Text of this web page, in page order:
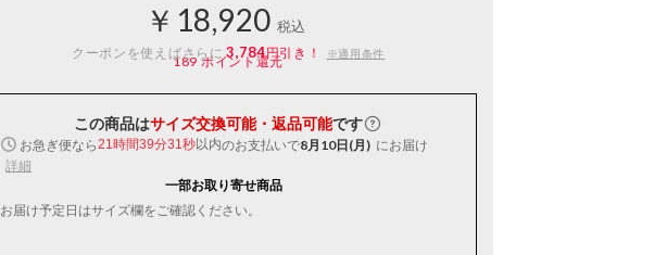
￥18,920 税込
クーポンを使えばさらに3,784円引き！ ※適用条件
189ポイント還元
この商品はサイズ交換可能・返品可能です
お急ぎ便なら21時間39分30秒以内のお支払いで8月10日(月) にお届け
詳細
一部お取り寄せ商品
お届け予定日はサイズ欄をご確認ください。